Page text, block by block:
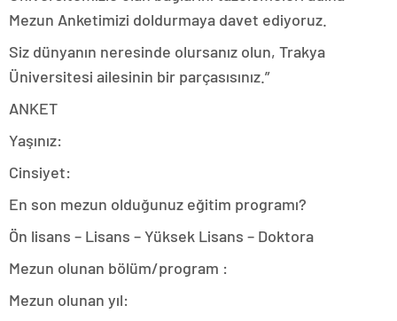
Mezun Anketimizi doldurmaya davet ediyoruz.
Siz dünyanın neresinde olursanız olun, Trakya
Üniversitesi ailesinin bir parçasısınız.”
ANKET
Yaşınız:
Cinsiyet:
En son mezun olduğunuz eğitim programı?
Ön lisans – Lisans – Yüksek Lisans – Doktora
Mezun olunan bölüm/program :
Mezun olunan yıl: